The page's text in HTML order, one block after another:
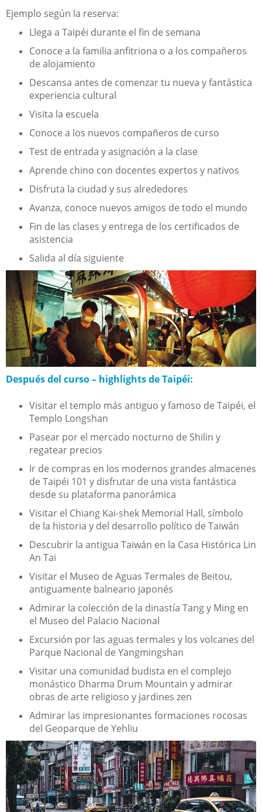
Ejemplo según la reserva:
Llega a Taipéi durante el fin de semana
Conoce a la familia anfitriona o a los compañeros
de alojamiento
Descansa antes de comenzar tu nueva y fantástica
experiencia cultural
Visita la escuela
Conoce a los nuevos compañeros de curso
Test de entrada y asignación a la clase
Aprende chino con docentes expertos y nativos
Disfruta la ciudad y sus alrededores
Avanza, conoce nuevos amigos de todo el mundo
Fin de las clases y entrega de los certificados de
asistencia
Salida al día siguiente
Después del curso – highlights de Taipéi:
Visitar el templo más antiguo y famoso de Taipéi, el
Templo Longshan
Pasear por el mercado nocturno de Shilin y
regatear precios
Ir de compras en los modernos grandes almacenes
de Taipéi 101 y disfrutar de una vista fantástica
desde su plataforma panorámica
Visitar el Chiang Kai-shek Memorial Hall, símbolo
de la historia y del desarrollo político de Taiwán
Descubrir la antigua Taiwán en la Casa Histórica Lin
An Tai
Visitar el Museo de Aguas Termales de Beitou,
antiguamente balneario japonés
Admirar la colección de la dinastía Tang y Ming en
el Museo del Palacio Nacional
Excursión por las aguas termales y los volcanes del
Parque Nacional de Yangmingshan
Visitar una comunidad budista en el complejo
monástico Dharma Drum Mountain y admirar
obras de arte religioso y jardines zen
Admirar las impresionantes formaciones rocosas
del Geoparque de Yehliu